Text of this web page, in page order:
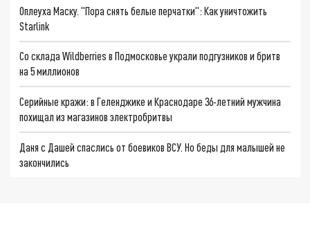
Оплеуха Маску. "Пора снять белые перчатки": Как уничтожить
Starlink
Со склада Wildberries в Подмосковье украли подгузников и бритв
на 5 миллионов
Серийные кражи: в Геленджике и Краснодаре 36-летний мужчина
похищал из магазинов электробритвы
Даня с Дашей спаслись от боевиков ВСУ. Но беды для малышей не
закончились